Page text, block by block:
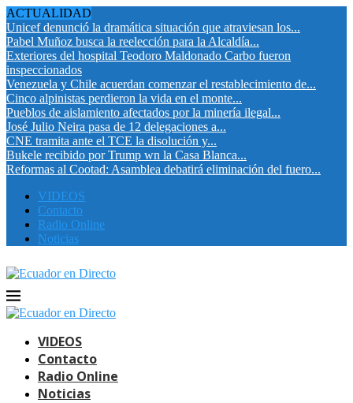
ACTUALIDAD
Unicef denunció la dramática situación que atraviesan los...
Pabel Muñoz busca la reelección para la Alcaldía...
Exteriores del hospital Teodoro Maldonado Carbo fueron
inspeccionados
Venezuela y Chile acuerdan comenzar el restablecimiento de...
Cinco alpinistas perdieron la vida en el monte...
Pueblos de aislamiento afectados por la minería ilegal...
José Julio Neira pasa de 12 delegaciones a...
CNE tramita ante el TCE la disolución y...
Bukele recibido por Trump wn la Casa Blanca...
Reformas al Cootad: Asamblea debatirá eliminación del fuero...
VIDEOS
Contacto
Radio Online
Noticias
VIDEOS
Contacto
Radio Online
Noticias